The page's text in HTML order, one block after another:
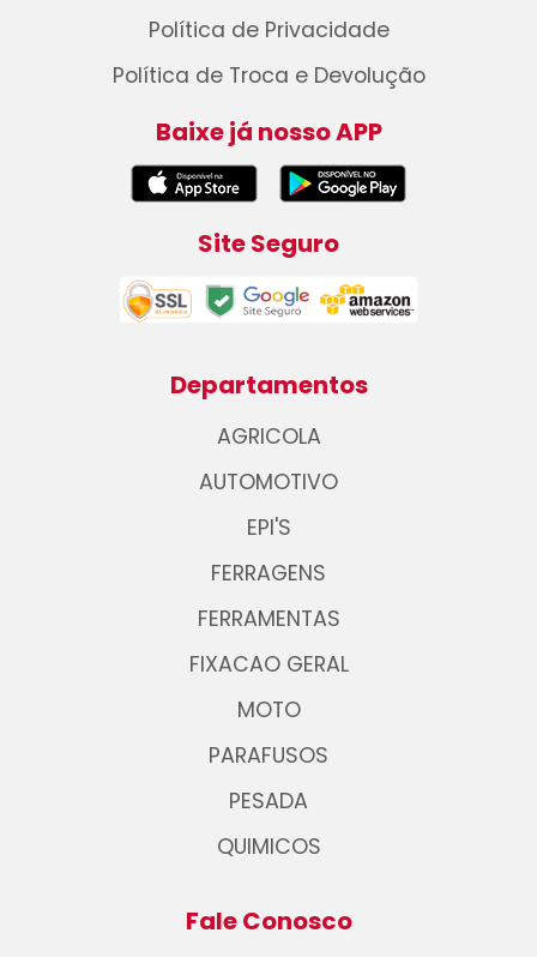
Política de Privacidade
Política de Troca e Devolução
Baixe já nosso APP
Site Seguro
Departamentos
AGRICOLA
AUTOMOTIVO
EPI'S
FERRAGENS
FERRAMENTAS
FIXACAO GERAL
MOTO
PARAFUSOS
PESADA
QUIMICOS
Fale Conosco